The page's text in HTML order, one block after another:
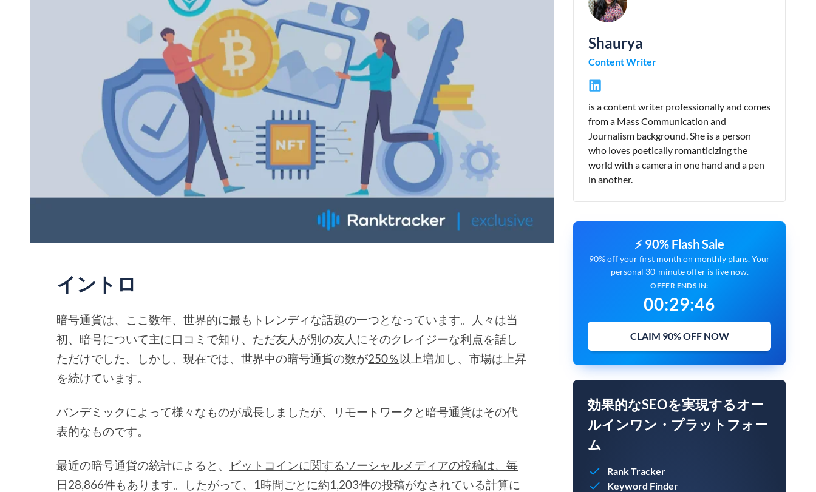
イントロ
暗号通貨は、ここ数年、世界的に最もトレンディな話題の一つとなっています。人々は当
初、暗号について主に口コミで知り、ただ友人が別の友人にそのクレイジーな利点を話し
ただけでした。しかし、現在では、世界中の暗号通貨の数が250％以上増加し、市場は上昇
を続けています。
パンデミックによって様々なものが成長しましたが、リモートワークと暗号通貨はその代
表的なものです。
最近の暗号通貨の統計によると、
ビットコインに関するソーシャルメディアの投稿は、毎
日28,866件もあります。したがって、1時間ごとに約1,203件の投稿がなされている計算に
Shaurya
Content Writer
is a content writer professionally and comes
from a Mass Communication and
Journalism background. She is a person
who loves poetically romanticizing the
world with a camera in one hand and a pen
in another.
⚡ 90% Flash Sale
90% off your first month on monthly plans. Your
personal 30-minute offer is live now.
OFFER ENDS IN:
00:29:45
CLAIM 90% OFF NOW
効果的なSEOを実現するオー
ルインワン・プラットフォー
ム
Rank Tracker
Keyword Finder